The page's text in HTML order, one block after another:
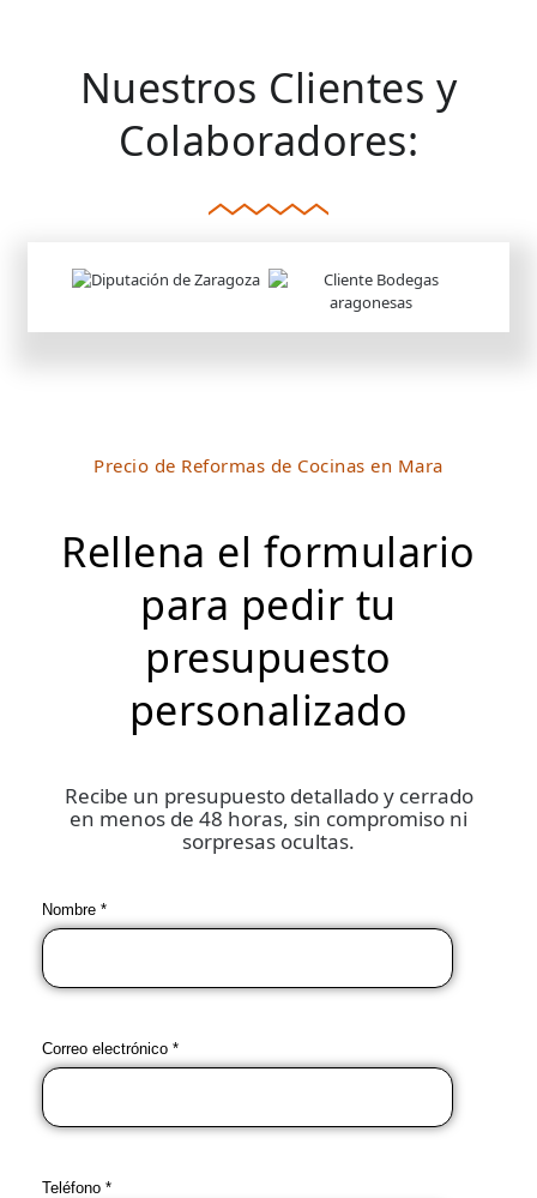
Nuestros Clientes y
Colaboradores:
Precio de Reformas de Cocinas en Mara
Rellena el formulario
para pedir tu
presupuesto
personalizado
Recibe un presupuesto detallado y cerrado
en menos de 48 horas, sin compromiso ni
sorpresas ocultas.
Nombre *
Correo electrónico *
Teléfono *